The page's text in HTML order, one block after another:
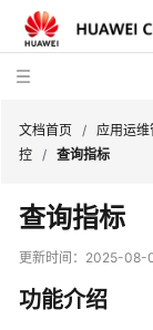
最
新
动
文档首页 / 应用运维
控 / 查询指标
查询指标
更新时间： 2025-08-
功能介绍